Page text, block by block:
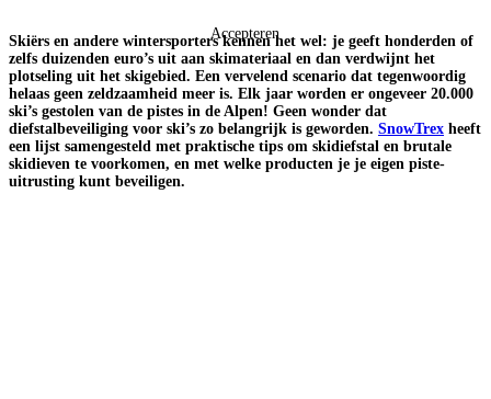
Accepteren
Skiërs en andere wintersporters kennen het wel: je geeft honderden of
zelfs duizenden euro’s uit aan skimateriaal en dan verdwijnt het
plotseling uit het skigebied. Een vervelend scenario dat tegenwoordig
helaas geen zeldzaamheid meer is. Elk jaar worden er ongeveer 20.000
ski’s gestolen van de pistes in de Alpen! Geen wonder dat
diefstalbeveiliging voor ski’s zo belangrijk is geworden. SnowTrex heeft
een lijst samengesteld met praktische tips om skidiefstal en brutale
skidieven te voorkomen, en met welke producten je je eigen piste-
uitrusting kunt beveiligen.